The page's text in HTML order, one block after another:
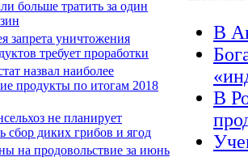
больше тратить за один
запрета уничтожения
требует проработки
назвал наиболее
продукты по итогам 2018
не планирует
сбор диких грибов и ягод
на продовольствие за июнь
В
В